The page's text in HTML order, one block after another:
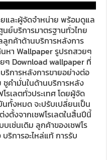
ยและผู้จัดจำหน่าย พร้อมดูแล
ย์บริการมาตรฐานทั่วไทย
ลูกค้าด้านบริการหลังการ
หา Wallpaper รูปรถสวยๆ
ๆ Download wallpaper ที่
ริการหลังการขายอย่างต่อ
ชูคำมั่นในด้านบริการหลัง
รเลตทั่วประเทศ โดยผู้จัด
ทั้งหมด จะปรับเปลี่ยนเป็น
ตั้งจากเชฟโรเลตในสิ้นปีนี้
เช่นเดิม ลูกค้าของเชฟโร
ริการอะไหล่แท้ การรับ